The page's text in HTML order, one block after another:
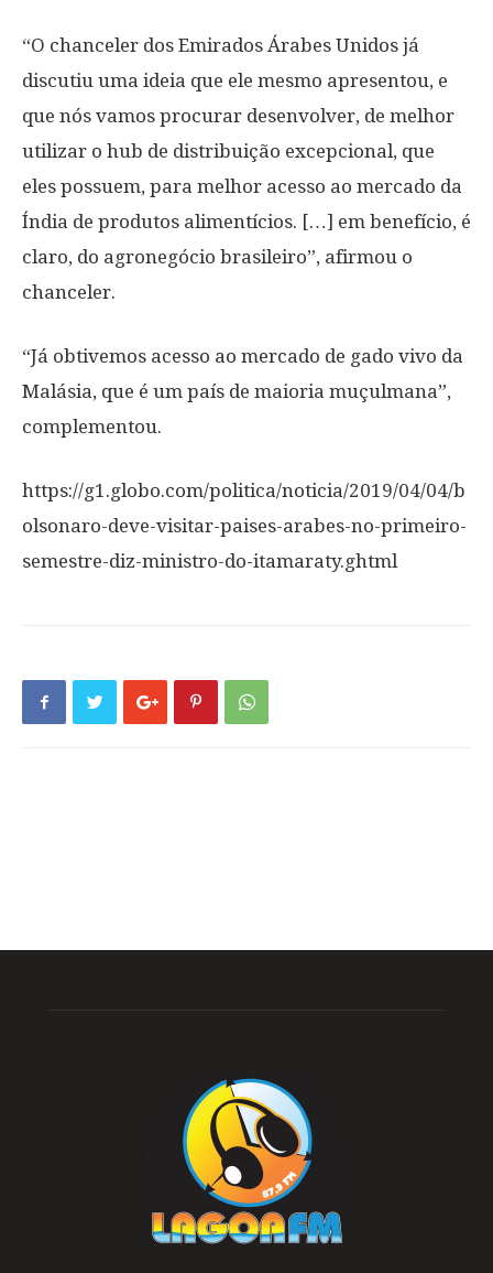
“O chanceler dos Emirados Árabes Unidos já
discutiu uma ideia que ele mesmo apresentou, e
que nós vamos procurar desenvolver, de melhor
utilizar o hub de distribuição excepcional, que
eles possuem, para melhor acesso ao mercado da
Índia de produtos alimentícios. […] em benefício, é
claro, do agronegócio brasileiro”, afirmou o
chanceler.
“Já obtivemos acesso ao mercado de gado vivo da
Malásia, que é um país de maioria muçulmana”,
complementou.
https://g1.globo.com/politica/noticia/2019/04/04/b
olsonaro-deve-visitar-paises-arabes-no-primeiro-
semestre-diz-ministro-do-itamaraty.ghtml